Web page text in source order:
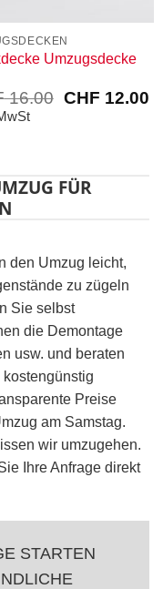
Umzugsdecke
16.00 CHF 12.00
FÜR
den Umzug leicht,
zu zügeln
Sie selbst
die Demontage
usw. und beraten
Preise
am Samstag.
wir umzugehen.
Ihre Anfrage direkt
STARTEN